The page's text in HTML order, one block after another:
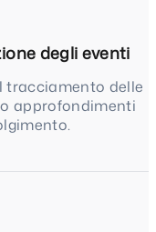
degli eventi
tracciamento delle
approfondimenti